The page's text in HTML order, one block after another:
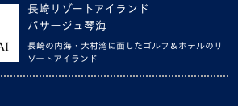
長崎リゾートアイランド
パサージュ琴海
長崎の内海・大村湾に面したゴルフ＆ホテルのリ
ゾートアイランド